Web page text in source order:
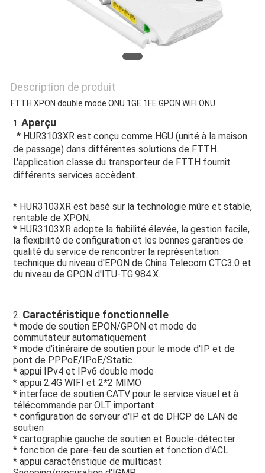
Description de produit
FTTH XPON double mode ONU 1GE 1FE GPON WIFI ONU
1. Aperçu
* HUR3103XR est conçu comme HGU (unité à la maison
de passage) dans différentes solutions de FTTH.
L'application classe du transporteur de FTTH fournit
différents services accèdent.
* HUR3103XR est basé sur la technologie mûre et stable,
rentable de XPON.
* HUR3103XR adopte la fiabilité élevée, la gestion facile,
la flexibilité de configuration et les bonnes garanties de
qualité du service de rencontrer la représentation
technique du niveau d'EPON de China Telecom CTC3.0 et
du niveau de GPON d'ITU-TG.984.X.
2. Caractéristique fonctionnelle
* mode de soutien EPON/GPON et mode de
commutateur automatiquement
* mode d'itinéraire de soutien pour le mode d'IP et de
pont de PPPoE/IPoE/Static
* appui IPv4 et IPv6 double mode
* appui 2.4G WIFI et 2*2 MIMO
* interface de soutien CATV pour le service visuel et à
télécommande par OLT important
* configuration de serveur d'IP et de DHCP de LAN de
soutien
* cartographie gauche de soutien et Boucle-détecter
* fonction de pare-feu de soutien et fonction d'ACL
* appui caractéristique de multicast